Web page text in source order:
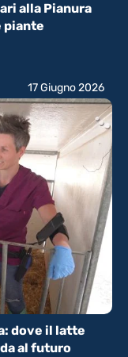
alla Pianura
piante
dove il latte
al futuro
17 Giugno 2026